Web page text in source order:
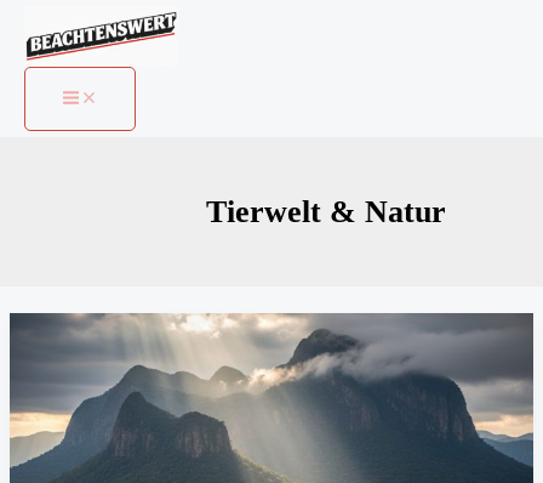
Tierwelt & Natur